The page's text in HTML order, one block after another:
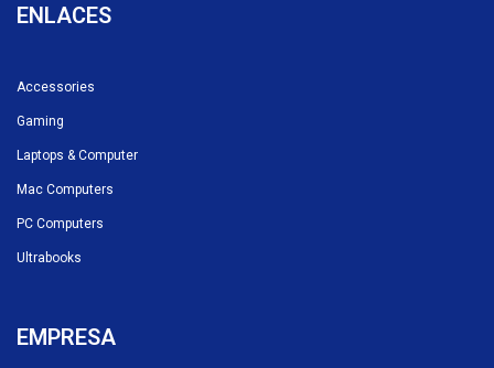
ENLACES
Accessories
Gaming
Laptops & Computer
Mac Computers
PC Computers
Ultrabooks
EMPRESA